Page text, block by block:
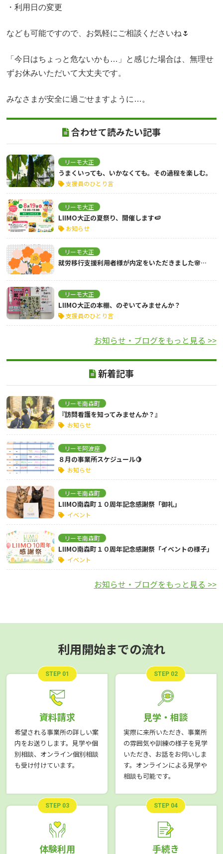
・利用日の変更
なども可能ですので、お気軽にご相談くださいね🌷
「今日はちょっと危ないかも…」と感じた場合は、無理せ
ずお休みいただいて大丈夫です。
みなさまが安全に過ごせますように…。
合わせて読みたい記事
リーモ大正
うまくいっても、いかなくても。その過程を楽しむ。
支援員のひとり言
リーモ大正
LIIMO大正の夏祭り、開催します🍉
お知らせ
リーモ大正
就労移行支援利用者様が内定をいただきました🌸…
リーモ大正
LIIMO大正の本棚、のぞいてみませんか？
支援員のひとり言
お知らせ・ブログをもっと見る >>
新着記事
リーモ南森町
『訪問看護を知ってみませんか？』
お知らせ
リーモ阿波座
８月の事業所スケジュール🍋
お知らせ
リーモ南森町
LIIMO南森町１０周年記念感謝祭「御礼」
イベント
リーモ南森町
LIIMO南森町１０周年記念感謝祭「イベントの様子」
イベント
お知らせ・ブログをもっと見る >>
利用開始までの流れ
STEP 01
資料請求
希望される事業所の詳しい案
内をお送りします。見学や個
別相談、オンライン個別相談
も受け付けています。
STEP 02
見学・相談
実際に来所いただき、事業所
の雰囲気や訓練の様子を見学
いただき、お話をお伺いしま
す。オンラインによる見学や
相談も可能です。
STEP 03
体験利用
STEP 04
手続き